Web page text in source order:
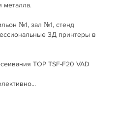
металла.
№1, зал №1, стенд
3Д принтеры в
TOP TSF-F20 VAD